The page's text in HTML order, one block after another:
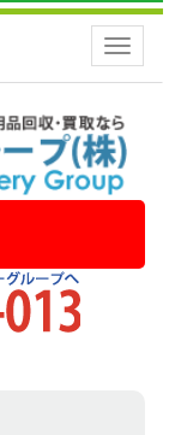
Toggle